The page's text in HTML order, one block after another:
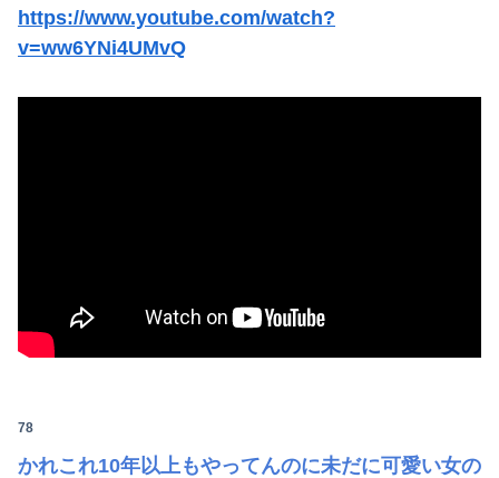
https://www.youtube.com/watch?
v=ww6YNi4UMvQ
78
かれこれ10年以上もやってんのに未だに可愛い女の